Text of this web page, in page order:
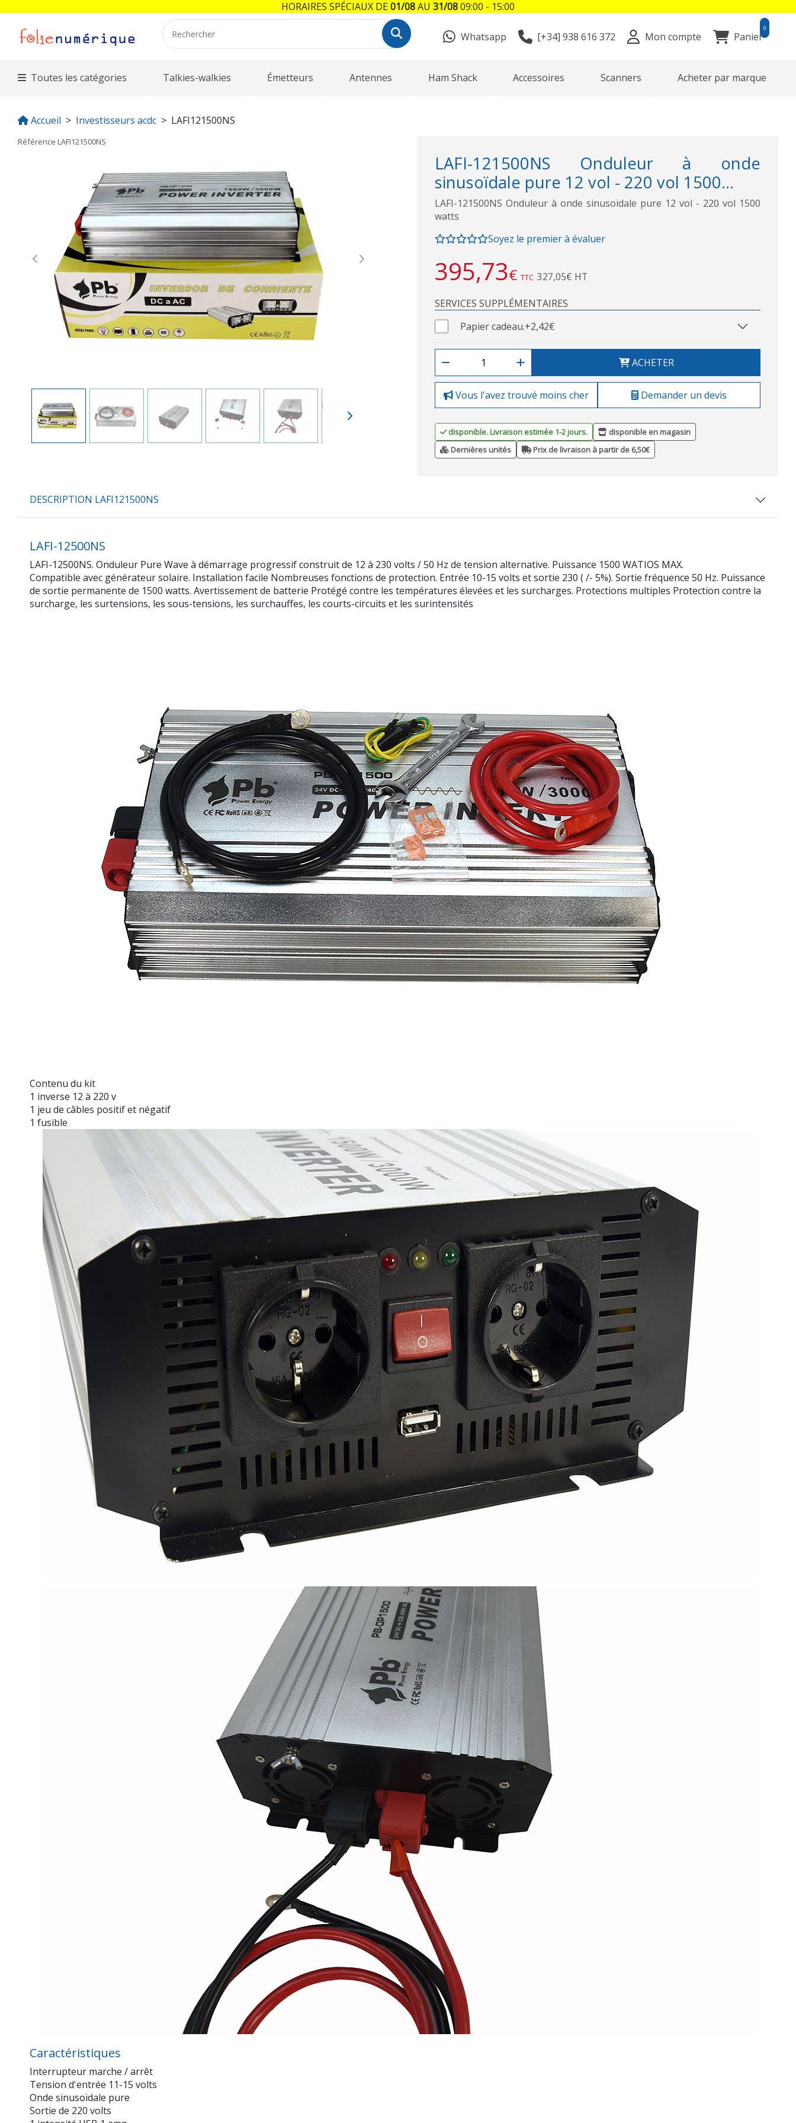
Whatsapp [+34] 938 616 372 Mon compte Panier
0
Toutes les catégories Talkies-walkies Émetteurs Antennes Ham Shack Accessoires Scanners Acheter par marque
Accueil Investisseurs acdc LAFI121500NS
Référence LAFI121500NS
Previous Next
LAFI-121500NS Onduleur à onde
sinusoïdale pure 12 vol - 220 vol 1500...
LAFI-121500NS Onduleur à onde sinusoïdale pure 12 vol - 220 vol 1500
watts
Soyez le premier à évaluer
395,73€ TTC 327,05€ HT
SERVICES SUPPLÉMENTAIRES
Papier cadeau.+2,42€
ACHETER
Vous l'avez trouvé moins cher Demander un devis
disponible. Livraison estimée 1-2 jours.
disponible en magasin
Dernières unités
Prix de livraison à partir de 6,50€
DESCRIPTION LAFI121500NS
LAFI-12500NS
LAFI-12500NS. Onduleur Pure Wave à démarrage progressif construit de 12 à 230 volts / 50 Hz de tension alternative. Puissance 1500 WATIOS MAX.
Compatible avec générateur solaire. Installation facile Nombreuses fonctions de protection. Entrée 10-15 volts et sortie 230 ( /- 5%). Sortie fréquence 50 Hz. Puissance
de sortie permanente de 1500 watts. Avertissement de batterie Protégé contre les températures élevées et les surcharges. Protections multiples Protection contre la
surcharge, les surtensions, les sous-tensions, les surchauffes, les courts-circuits et les surintensités
Contenu du kit
1 inverse 12 à 220 v
1 jeu de câbles positif et négatif
1 fusible
Caractéristiques
Interrupteur marche / arrêt
Tension d'entrée 11-15 volts
Onde sinusoïdale pure
Sortie de 220 volts
HORAIRES SPÉCIAUX DE01/08AU 31/0809:00 - 15:00